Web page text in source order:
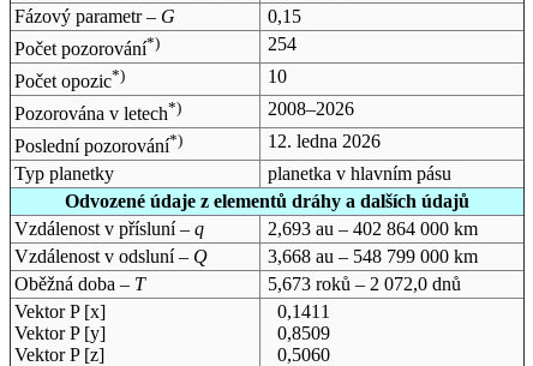
Fázový parametr – G
0,15
Počet pozorování*)
254
Počet opozic*)
10
Pozorována v letech*)
2008–2026
Poslední pozorování*)
12. ledna 2026
Typ planetky
planetka v hlavním pásu
Odvozené údaje z elementů dráhy a dalších údajů
Vzdálenost v přísluní – q
2,693 au – 402 864 000 km
Vzdálenost v odsluní – Q
3,668 au – 548 799 000 km
Oběžná doba – T
5,673 roků – 2 072,0 dnů
Vektor P [x]
Vektor P [y]
Vektor P [z]
0,1411
0,8509
0,5060